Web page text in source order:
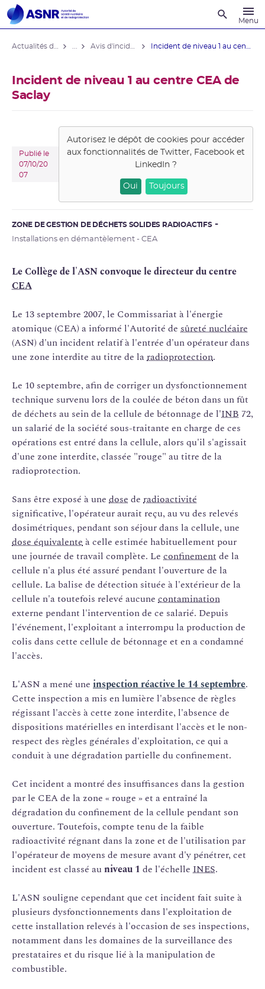
Menu
Incident de niveau 1 au centre CEA de
Saclay
Publié le
07/10/20
07
Autorisez le dépôt de cookies pour accéder
aux fonctionnalités de Twitter, Facebook et
LinkedIn?
Oui Toujours
ZONE DE GESTION DE DÉCHETS SOLIDES RADIOACTIFS
Installations en démantèlement - CEA
Le Collège de l'ASN convoque le directeur du centre
CEA
Le 13 septembre 2007, le Commissariat à l'énergie
atomique (CEA) a informé l'Autorité de sûreté nucléaire
(ASN) d'un incident relatif à l'entrée d'un opérateur dans
une zone interdite au titre de laradioprotection.
Le 10 septembre, afin de corriger un dysfonctionnement
technique survenu lors de la coulée de béton dans un fût
de déchets au sein de la cellule de bétonnage de l'INB 72,
un salarié de la société sous-traitante en charge de ces
opérations est entré dans la cellule, alors qu'il s'agissait
d'une zone interdite, classée "rouge" au titre de la
radioprotection.
Sans être exposé à une dose de radioactivité
significative, l'opérateur aurait reçu, au vu des relevés
dosimétriques, pendant son séjour dans la cellule, une
dose équivalenteà celle estimée habituellement pour
une journée de travail complète. Le confinement de la
cellule n'a plus été assuré pendant l'ouverture de la
cellule. La balise de détection située à l'extérieur de la
cellule n'a toutefois relevé aucune contamination
externe pendant l'intervention de ce salarié. Depuis
l'événement, l'exploitant a interrompu la production de
colis dans cette cellule de bétonnage et en a condamné
l'accès.
L'ASN a mené une inspection réactive le 14 septembre.
Cette inspection a mis en lumière l'absence de règles
régissant l'accès à cette zone interdite, l'absence de
dispositions matérielles en interdisant l'accès et le non-
respect des règles générales d'exploitation, ce qui a
conduit à une dégradation partielle du confinement.
Cet incident a montré des insuffisances dans la gestion
par le CEA de la zone « rouge » et a entraîné la
dégradation du confinement de la cellule pendant son
ouverture. Toutefois, compte tenu de la faible
radioactivité régnant dans la zone et de l'utilisation par
l'opérateur de moyens de mesure avant d'y pénétrer, cet
incident est classé auniveau 1 de l'échelle INES.
L'ASN souligne cependant que cet incident fait suite à
plusieurs dysfonctionnements dans l'exploitation de
cette installation relevés à l'occasion de ses inspections,
notamment dans les domaines de la surveillance des
prestataires et du risque lié à la manipulation de
combustible.